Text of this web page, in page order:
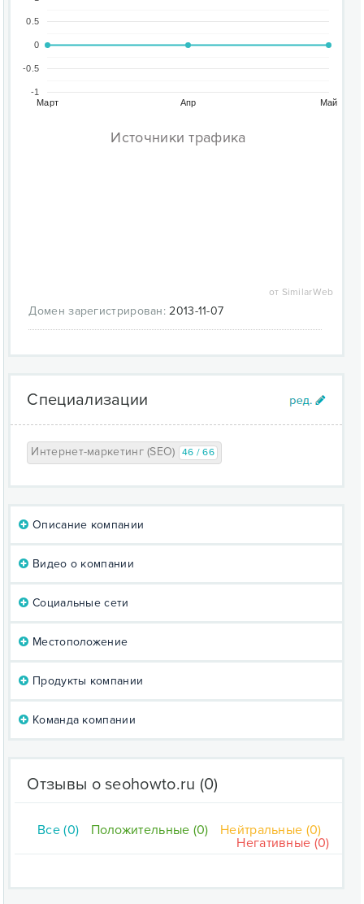
Март Апр Май
-1
-0.5
0
0.5
Источники трафика
от SimilarWeb
Домен зарегистрирован: 2013-11-07
Специализации
Интернет-маркетинг (SEO) 46 / 66
Описание компании
Видео о компании
Социальные сети
Местоположение
Продукты компании
Команда компании
Отзывы о seohowto.ru (0)
Все (0) Положительные (0)
Нейтральные (0)
Негативные (0)